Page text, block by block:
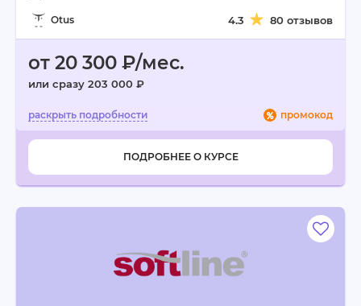
Otus 4.3 80 отзывов
от 20 300 ₽/мес.
или сразу 203 000 ₽
промокод
ПОДРОБНЕЕ О КУРСЕ